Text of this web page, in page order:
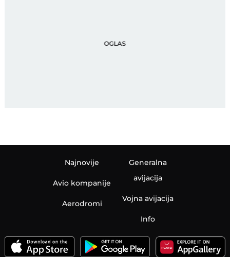
Najnovije
Avio kompanije
Aerodromi
Generalna
avijacija
Vojna avijacija
Info